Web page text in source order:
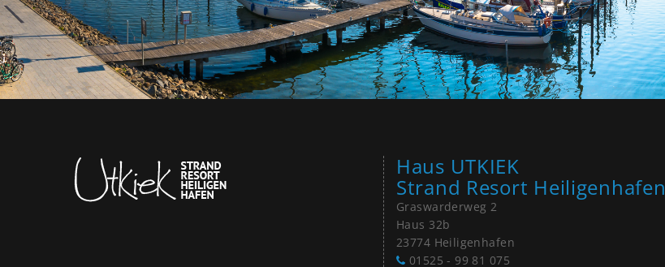
Haus UTKIEK
Strand Resort Heiligenhafen
Graswarderweg 2
Haus 32b
23774 Heiligenhafen
01525 - 99 81 075